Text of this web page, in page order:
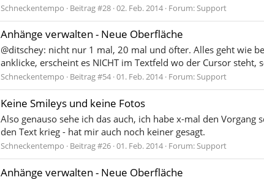
Schneckentempo Beitrag #28 02. Feb. 2014 Forum:Support
Anhänge verwalten - Neue Oberfläche
@ditschey: nicht nur 1 mal, 20 mal und öfter. Alles geht wie
anklicke, erscheint es NICHT im Textfeld wo der Cursor
Schneckentempo Beitrag #54 01. Feb. 2014 Forum:Support
Keine Smileys und keine Fotos
Also genauso sehe ich das auch, ich habe x-mal den
den Text krieg - hat mir auch noch keiner gesagt.
Schneckentempo Beitrag #26 01. Feb. 2014 Forum:Support
Anhänge verwalten - Neue Oberfläche